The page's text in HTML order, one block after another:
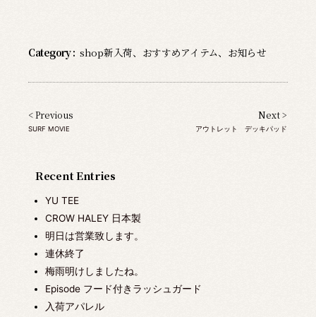
Recent Entries
YU TEE
CROW HALEY 日本製
明日は営業致します。
連休終了
梅雨明けしましたね。
Episode フード付きラッシュガード
入荷アパレル
Category : shop新入荷、 おすすめアイテム、 お知らせ
< Previous
SURF MOVIE
Next >
アウトレット デッキパッド